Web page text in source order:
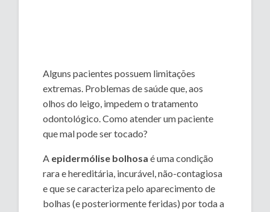
Alguns pacientes possuem limitações
extremas. Problemas de saúde que, aos
olhos do leigo, impedem o tratamento
odontológico. Como atender um paciente
que mal pode ser tocado?
A epidermólise bolhosa é uma condição
rara e hereditária, incurável, não-contagiosa
e que se caracteriza pelo aparecimento de
bolhas (e posteriormente feridas) por toda a